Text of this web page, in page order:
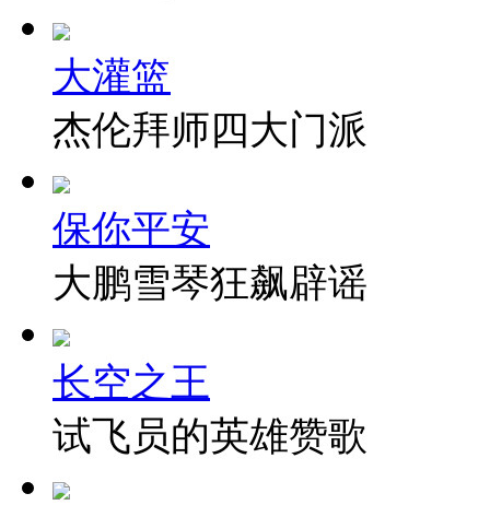
大灌篮
杰伦拜师四大门派
保你平安
大鹏雪琴狂飙辟谣
长空之王
试飞员的英雄赞歌